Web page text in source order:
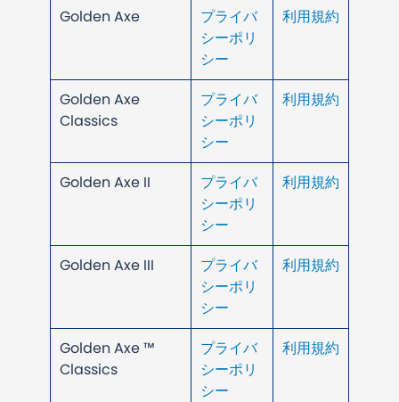
Golden Axe
プライバ
シーポリ
シー
利用規約
Golden Axe
Classics
プライバ
シーポリ
シー
利用規約
Golden Axe II
プライバ
シーポリ
シー
利用規約
Golden Axe III
プライバ
シーポリ
シー
利用規約
Golden Axe ™
Classics
プライバ
シーポリ
シー
利用規約